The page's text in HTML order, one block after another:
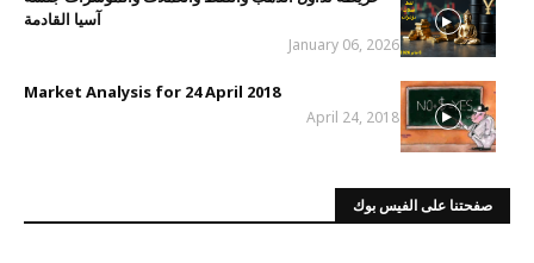
آسيا القادمة
January 06, 2026
Market Analysis for 24 April 2018
April 24, 2018
صفحتنا على الفيس بوك